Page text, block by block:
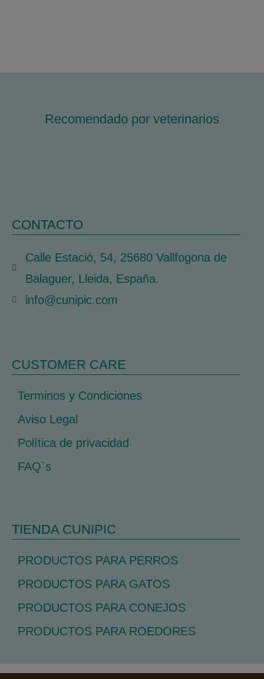
Recomendado por veterinarios
CONTACTO
Calle Estació, 54, 25680 Vallfogona de
Balaguer, Lleida, España.
info@cunipic.com
CUSTOMER CARE
Terminos y Condiciones
Aviso Legal
Política de privacidad
FAQ`s
TIENDA CUNIPIC
PRODUCTOS PARA PERROS
PRODUCTOS PARA GATOS
PRODUCTOS PARA CONEJOS
PRODUCTOS PARA ROEDORES